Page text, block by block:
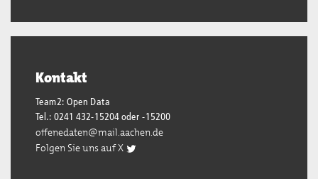
Kontakt
Team2: Open Data
Tel.: 0241 432-15204 oder -15200
offenedaten@mail.aachen.de
Folgen Sie uns auf X